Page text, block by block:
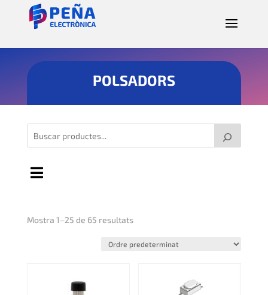
POLSADORS
Mostra 1–25 de 65 resultats